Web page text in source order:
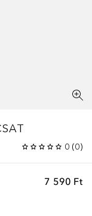
0 (0)
7 590 Ft